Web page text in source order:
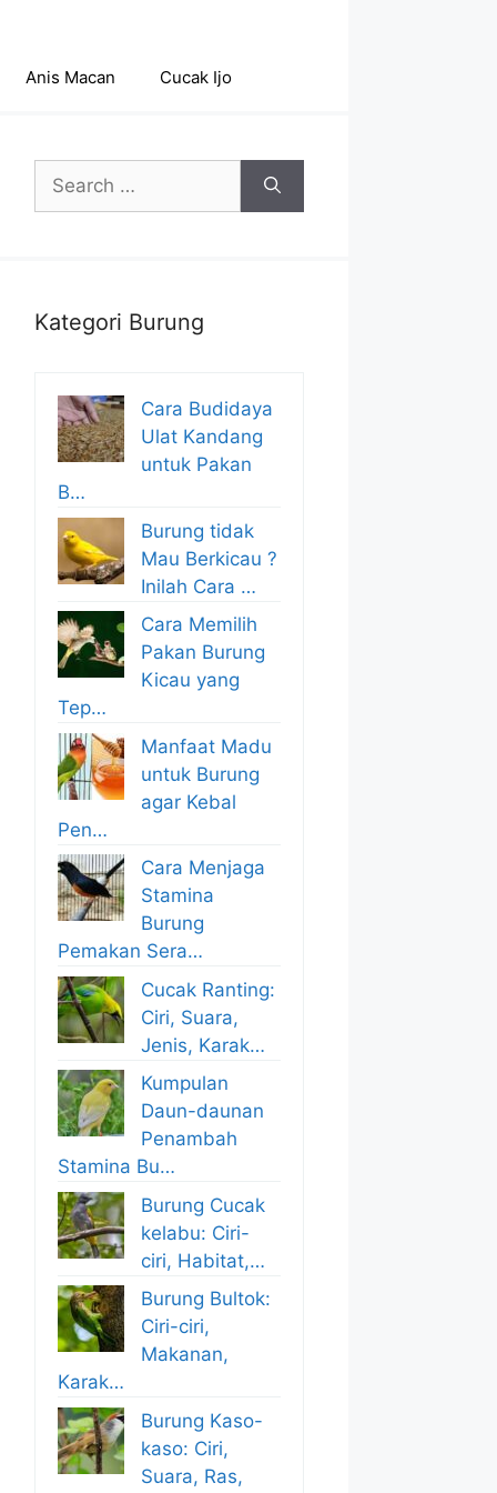
Anis Macan Cucak Ijo
Search
for:
Kategori Burung
Cara Budidaya
Ulat Kandang
untuk Pakan
B…
Burung tidak
Mau Berkicau ?
Inilah Cara …
Cara Memilih
Pakan Burung
Kicau yang
Tep…
Manfaat Madu
untuk Burung
agar Kebal
Pen…
Cara Menjaga
Stamina
Burung
Pemakan Sera…
Cucak Ranting:
Ciri, Suara,
Jenis, Karak…
Kumpulan
Daun-daunan
Penambah
Stamina Bu…
Burung Cucak
kelabu: Ciri-
ciri, Habitat,…
Burung Bultok:
Ciri-ciri,
Makanan,
Karak…
Burung Kaso-
kaso: Ciri,
Suara, Ras,